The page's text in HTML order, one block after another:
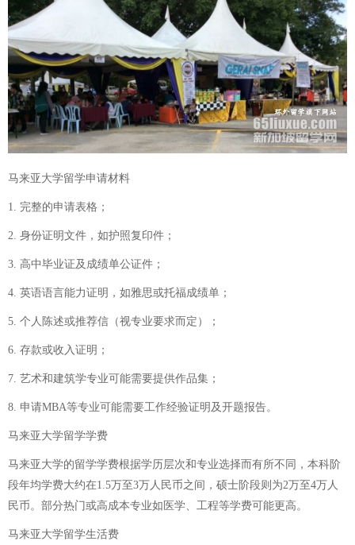
马来亚大学留学申请材料
1. 完整的申请表格；
2. 身份证明文件，如护照复印件；
3. 高中毕业证及成绩单公证件；
4. 英语语言能力证明，如雅思或托福成绩单；
5. 个人陈述或推荐信（视专业要求而定）；
6. 存款或收入证明；
7. 艺术和建筑学专业可能需要提供作品集；
8. 申请MBA等专业可能需要工作经验证明及开题报告。
马来亚大学留学学费
马来亚大学的留学学费根据学历层次和专业选择而有所不同，本科阶
段年均学费大约在1.5万至3万人民币之间，硕士阶段则为2万至4万人
民币。部分热门或高成本专业如医学、工程等学费可能更高。
马来亚大学留学生活费